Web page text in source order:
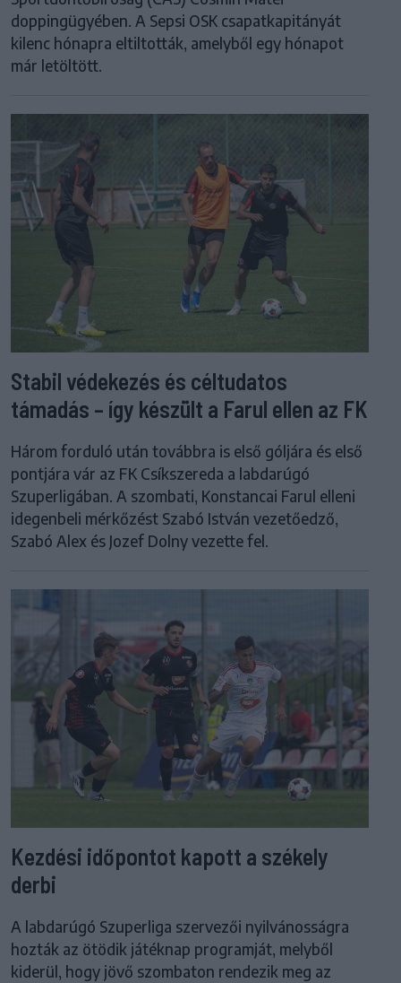
doppingügyében. A Sepsi OSK csapatkapitányát
kilenc hónapra eltiltották, amelyből egy hónapot
már letöltött.
Stabil védekezés és céltudatos
támadás – így készült a Farul ellen az FK
Három forduló után továbbra is első góljára és első
pontjára vár az FK Csíkszereda a labdarúgó
Szuperligában. A szombati, Konstancai Farul elleni
idegenbeli mérkőzést Szabó István vezetőedző,
Szabó Alex és Jozef Dolny vezette fel.
Kezdési időpontot kapott a székely
derbi
A labdarúgó Szuperliga szervezői nyilvánosságra
hozták az ötödik játéknap programját, melyből
kiderül, hogy jövő szombaton rendezik meg az